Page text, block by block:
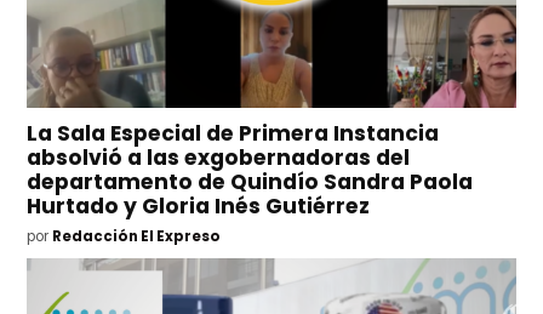
La Sala Especial de Primera Instancia
absolvió a las exgobernadoras del
departamento de Quindío Sandra Paola
Hurtado y Gloria Inés Gutiérrez
por Redacción El Expreso